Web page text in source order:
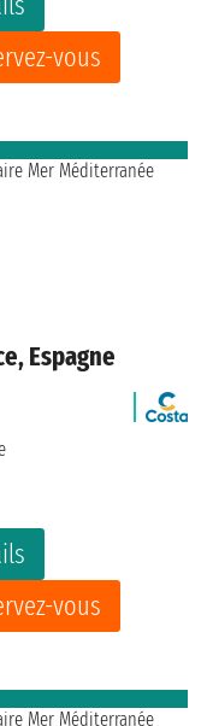
vous
Espagne
vous